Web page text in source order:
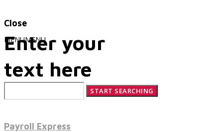
MENUMENU
Close
Enter your
text here
Payroll Express